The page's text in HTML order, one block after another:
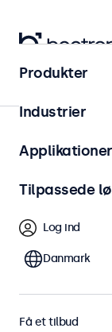
Hjem
metalkabinet og
de kan
miljø. Den tynde
finish og er
Filter (8)
Produkter
Industrier
Applikationer
Tilpassede
Log ind
Danmark
Få et tilbud